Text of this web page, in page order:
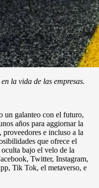
la vida de las empresas.
un galanteo con el futuro,
años para aggiornar la
e incluso a la
que ofrece el
bajo el velo de la
Twitter, Instagram,
Tik Tok, el metaverso, e